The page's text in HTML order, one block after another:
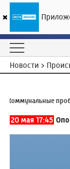
Новости >
20 мая 17:45